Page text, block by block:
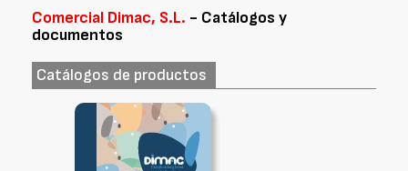
Comercial Dimac, S.L. - Catálogos y
documentos
Catálogos de productos